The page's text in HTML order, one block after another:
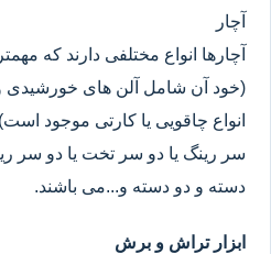
آچار
آچارها انواع مختلفی دارند که
انواع چاقویی یا کارتی موجود
سر رینگ یا دو سر تخت یا دو سر
دسته و دو دسته و...می باشند.
ابزار تراش و برش